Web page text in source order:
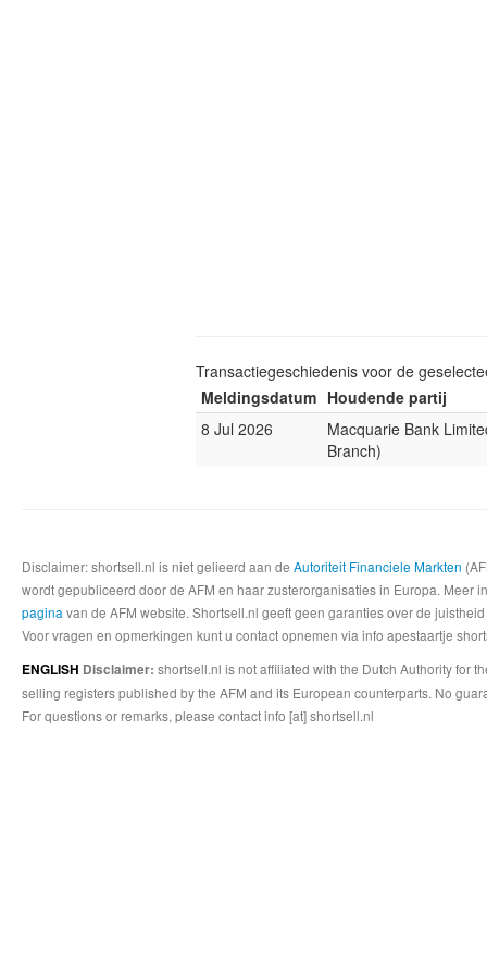
Transactiegeschiedenis voor de
Meldingsdatum Houdende partij
8 Jul 2026
Macquarie Bank
Branch)
Disclaimer: shortsell.nl is niet gelieerd aan de Autoriteit Financiele Markten
wordt gepubliceerd door de AFM en haar zusterorganisaties in Europa.
pagina van de AFM website. Shortsell.nl geeft geen garanties over de
Voor vragen en opmerkingen kunt u contact opnemen via info apestaartje
ENGLISH Disclaimer: shortsell.nl is not affiliated with the Dutch Authority for
selling registers published by the AFM and its European counterparts. No
For questions or remarks, please contact info [at] shortsell.nl